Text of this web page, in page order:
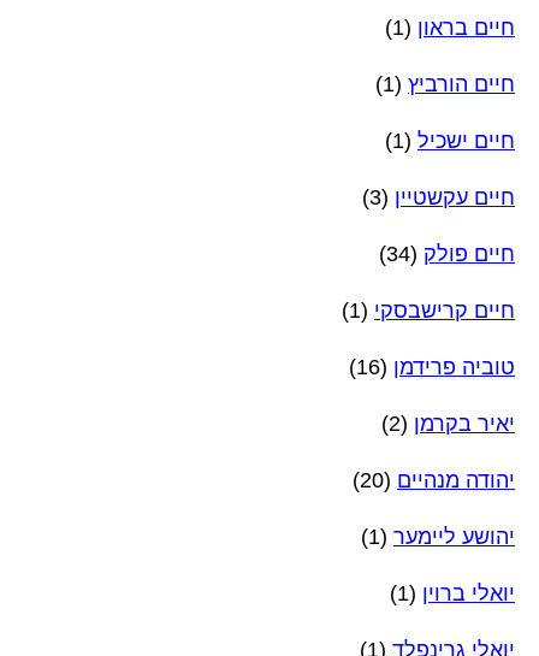
חיים בראון (1)
חיים הורביץ (1)
חיים ישכיל (1)
חיים עקשטיין (3)
חיים פולק (34)
חיים קרישבסקי (1)
טוביה פרידמן (16)
יאיר בקרמן (2)
יהודה מנהיים (20)
יהושע ליימער (1)
יואלי ברוין (1)
יואלי גרינפלד (1)